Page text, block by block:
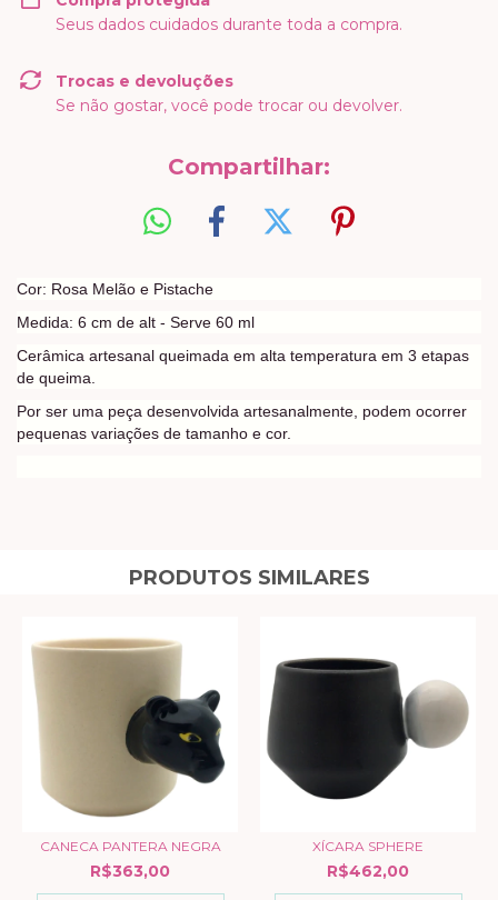
Seus dados cuidados durante toda a compra.
Trocas e devoluções
Se não gostar, você pode trocar ou devolver.
Compartilhar:
Cor: Rosa Melão e Pistache
Medida: 6 cm de alt - Serve 60 ml
Cerâmica artesanal queimada em alta temperatura em 3 etapas
de queima.
Por ser uma peça desenvolvida artesanalmente, podem ocorrer
pequenas variações de tamanho e cor.
PRODUTOS SIMILARES
CANECA PANTERA NEGRA
R$363,00
XÍCARA SPHERE
R$462,00